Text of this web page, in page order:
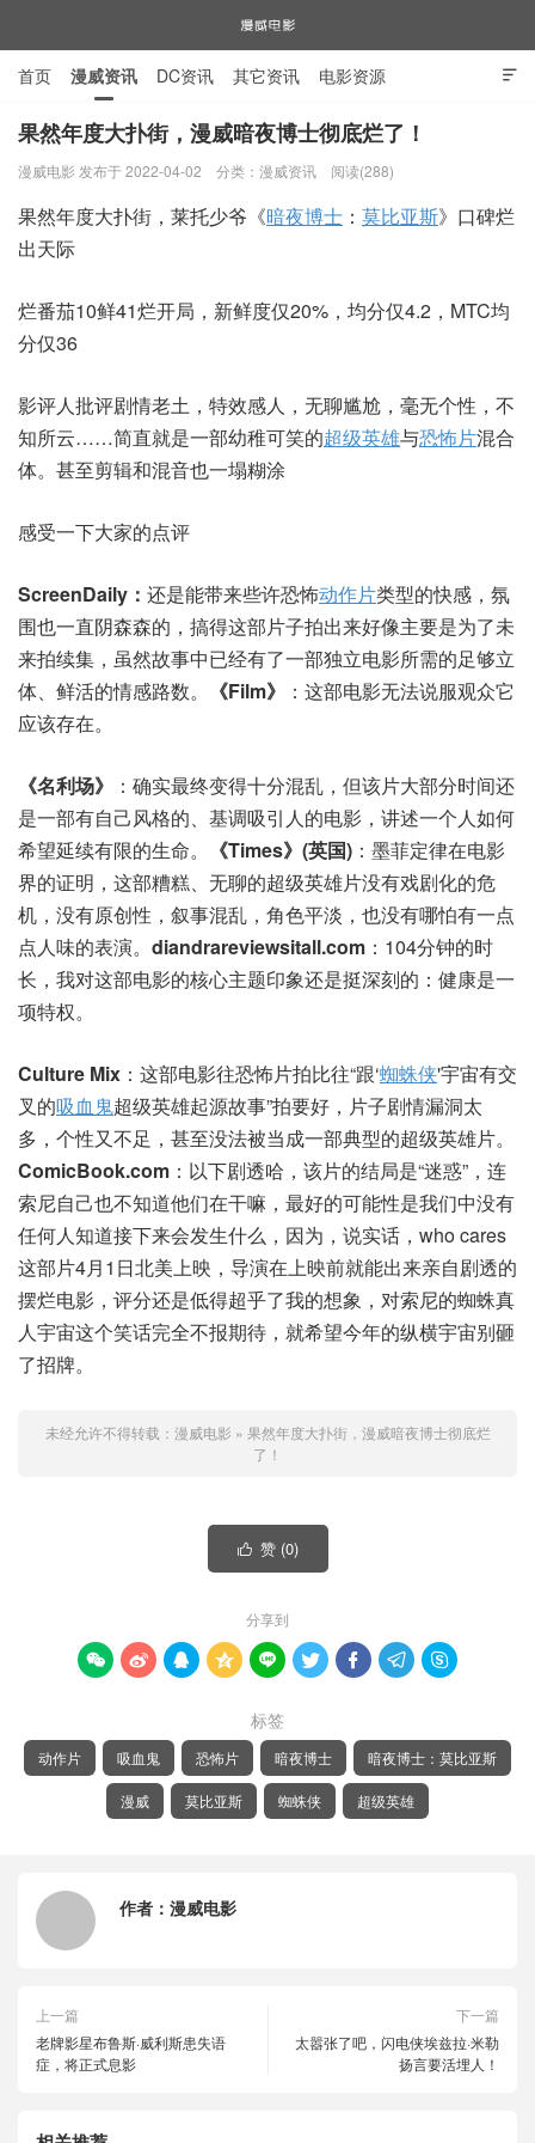

首页 漫威资讯 DC资讯 其它资讯 电影资源
电视剧资源 漫威图片
​果然年度大扑街，漫威暗夜博士彻底烂了！
漫威电影 发布于 2022-04-02 分类： 漫威资讯 阅读(288)
果然年度大扑街，莱托少爷《暗夜博士 ： 莫比亚斯》口碑烂
出天际
烂番茄10鲜41烂开局，新鲜度仅20%，均分仅4.2，MTC均
分仅36
影评人批评剧情老土，特效感人，无聊尴尬，毫无个性，不
知所云……简直就是一部幼稚可笑的超级英雄与恐怖片混合
体。甚至剪辑和混音也一塌糊涂
感受一下大家的点评
ScreenDaily： 还是能带来些许恐怖动作片类型的快感，氛
围也一直阴森森的，搞得这部片子拍出来好像主要是为了未
来拍续集，虽然故事中已经有了一部独立电影所需的足够立
体、鲜活的情感路数。
《Film》
：这部电影无法说服观众它
应该存在。
《名利场》
：确实最终变得十分混乱，但该片大部分时间还
是一部有自己风格的、基调吸引人的电影，讲述一个人如何
希望延续有限的生命。
《Times》(英国) ：墨菲定律在电影
界的证明，这部糟糕、无聊的超级英雄片没有戏剧化的危
机，没有原创性，叙事混乱，角色平淡，也没有哪怕有一点
点人味的表演。 diandrareviewsitall.com ：104分钟的时
长，我对这部电影的核心主题印象还是挺深刻的：健康是一
项特权。
Culture Mix ：这部电影往恐怖片拍比往“跟‘蜘蛛侠'宇宙有交
叉的吸血鬼超级英雄起源故事”拍要好，片子剧情漏洞太
多，个性又不足，甚至没法被当成一部典型的超级英雄片。
ComicBook.com ：以下剧透哈，该片的结局是“迷惑”，连
索尼自己也不知道他们在干嘛，最好的可能性是我们中没有
任何人知道接下来会发生什么，因为，说实话，who cares
这部片4月1日北美上映，‍导演在上映前就能出来亲自剧透的
摆烂电影，评分还是低得超乎了我的想象，对索尼的蜘蛛真
人宇宙这个笑话完全不报期待，就希望今年的纵横宇宙别砸
了招牌。
未经允许不得转载： 漫威电影 » ​果然年度大扑街，漫威暗夜博士彻底烂
了！
 赞 (0)
分享到
        
标签
动作片 吸血鬼 恐怖片 暗夜博士 暗夜博士：莫比亚斯
漫威 莫比亚斯 蜘蛛侠 超级英雄
作者： 漫威电影
上一篇
老牌影星布鲁斯·威利斯患失语
症，将正式息影
下一篇
太嚣张了吧，闪电侠埃兹拉·米勒
扬言要活埋人！